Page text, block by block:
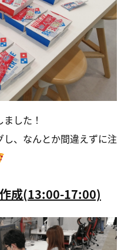
した！
、なんとか間違えずに注
成(13:00-17:00)